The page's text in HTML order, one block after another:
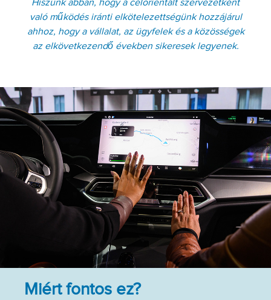
Hiszünk abban, hogy a célorientált szervezetként
való működés iránti elkötelezettségünk hozzájárul
ahhoz, hogy a vállalat, az ügyfelek és a közösségek
az elkövetkezendő években sikeresek legyenek.
Miért fontos ez?